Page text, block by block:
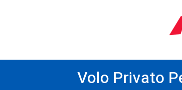
Volo Privato